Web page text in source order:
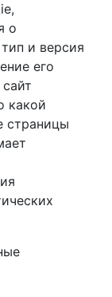
о
и версия
его
какой
страницы